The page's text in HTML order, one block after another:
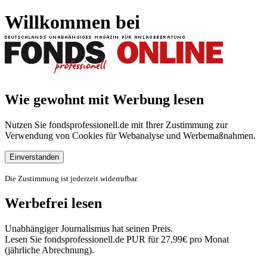
Willkommen bei
Wie gewohnt mit Werbung lesen
Nutzen Sie fondsprofessionell.de mit Ihrer Zustimmung zur
Verwendung von Cookies für Webanalyse und Werbemaßnahmen.
Einverstanden
Die Zustimmung ist jederzeit widerrufbar.
Werbefrei lesen
Unabhängiger Journalismus hat seinen Preis.
Lesen Sie fondsprofessionell.de PUR für 27,99€ pro Monat
(jährliche Abrechnung).